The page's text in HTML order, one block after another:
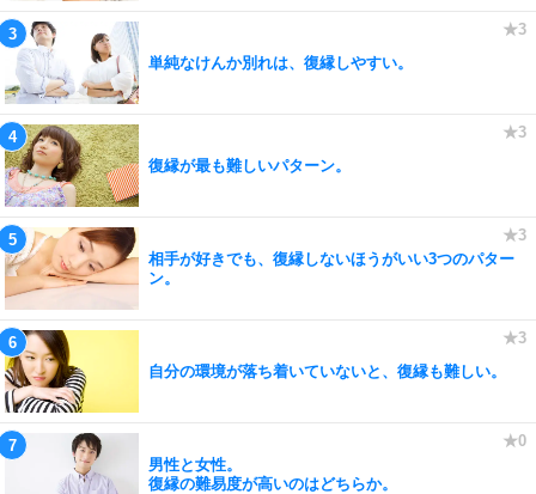
単純なけんか別れは、復縁しやすい。
復縁が最も難しいパターン。
相手が好きでも、復縁しないほうがいい3つのパター
ン。
自分の環境が落ち着いていないと、復縁も難しい。
男性と女性。
復縁の難易度が高いのはどちらか。